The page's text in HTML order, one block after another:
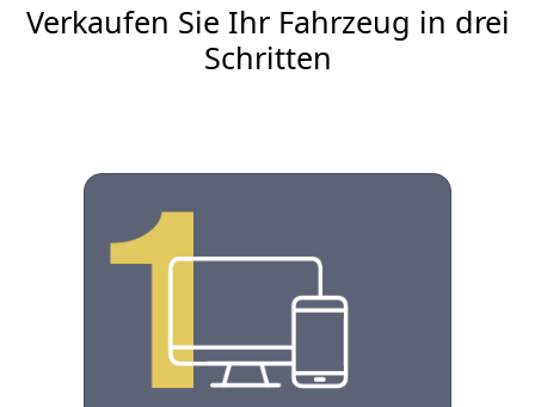
Verkaufen Sie Ihr Fahrzeug in drei
Schritten